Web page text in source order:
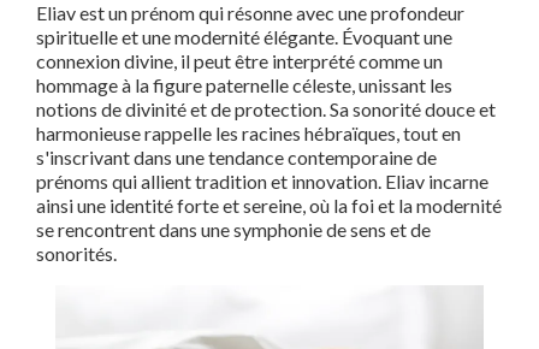
Eliav est un prénom qui résonne avec une profondeur
spirituelle et une modernité élégante. Évoquant une
connexion divine, il peut être interprété comme un
hommage à la figure paternelle céleste, unissant les
notions de divinité et de protection. Sa sonorité douce et
harmonieuse rappelle les racines hébraïques, tout en
s'inscrivant dans une tendance contemporaine de
prénoms qui allient tradition et innovation. Eliav incarne
ainsi une identité forte et sereine, où la foi et la modernité
se rencontrent dans une symphonie de sens et de
sonorités.